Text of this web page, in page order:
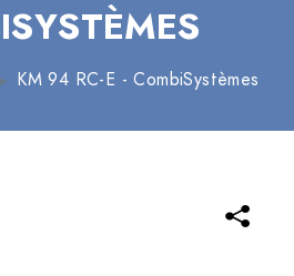
KM 94 RC-E - CombiSystèmes